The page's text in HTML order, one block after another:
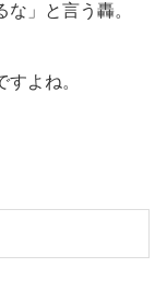
」と言う轟。
よね。